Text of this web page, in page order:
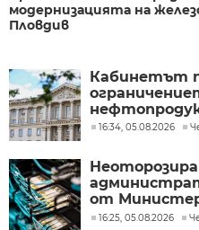
модернизацията на
Пловдив
Кабинетът
16:34, 05.08.2026
от
иновациите
16:25, 05.08.2026